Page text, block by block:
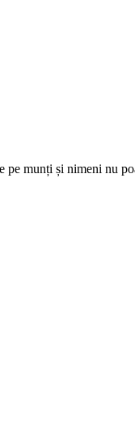
munți și nimeni nu